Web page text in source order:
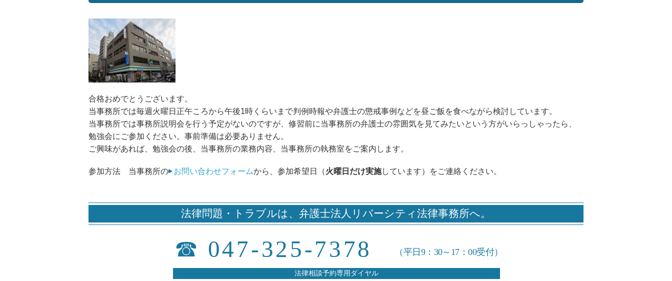
合格おめでとうございます。
当事務所では毎週火曜日正午ころから午後1時くらいまで判例時報や弁護士の懲戒事例などを昼ご飯を食べながら検討しています。
当事務所では事務所説明会を行う予定がないのですが、修習前に当事務所の弁護士の雰囲気を見てみたいという方がいらっしゃったら、
勉強会にご参加ください。事前準備は必要ありません。
ご興味があれば、勉強会の後、当事務所の業務内容、当事務所の執務室をご案内します。
参加方法 当事務所の お問い合わせフォームから、参加希望日（火曜日だけ実施しています）をご連絡ください。
法律問題・トラブルは、 弁護士法人リバーシティ法律事務所へ。
☎ 047-325-7378 （平日9：30～17：00受付）
法律相談予約専用ダイヤル